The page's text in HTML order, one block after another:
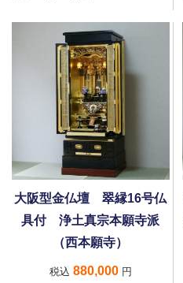
大阪型金仏壇 翠縁16号仏
具付 浄土真宗本願寺派
（西本願寺）
税込 880,000円